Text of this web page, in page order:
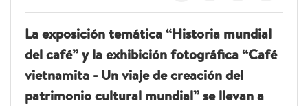
La exposición temática “Historia mundial
del café” y la exhibición fotográfica “Café
vietnamita - Un viaje de creación del
patrimonio cultural mundial” se llevan a